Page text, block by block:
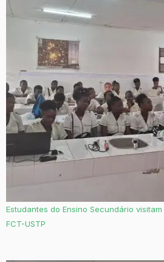
Estudantes do Ensino Secundário
FCT-USTP